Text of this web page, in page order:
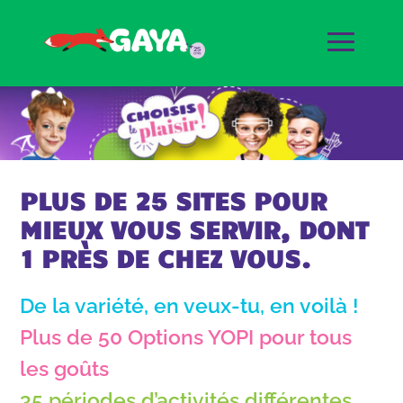
PLUS DE 25 SITES POUR
MIEUX VOUS SERVIR, DONT
1 PRÈS DE CHEZ VOUS.
De la variété, en veux-tu, en voilà !
Plus de 50 Options YOPI pour tous
les goûts